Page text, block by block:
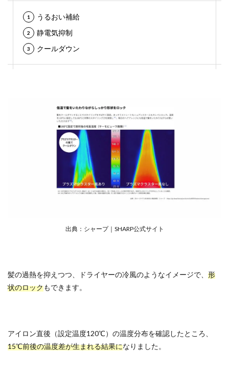
うるおい補給
静電気抑制
クールダウン
出典：シャープ｜SHARP公式サイト
髪の過熱を抑えつつ、ドライヤーの冷風のようなイメージで、 形
状のロックもできます。
アイロン直後（設定温度120℃）の温度分布を確認したところ、
15℃前後の温度差が生まれる結果になりました。